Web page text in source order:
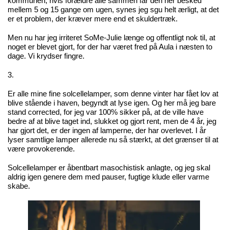
mellem 5 og 15 gange om ugen, synes jeg sgu helt ærligt, at det
er et problem, der kræver mere end et skuldertræk.
Men nu har jeg irriteret SoMe-Julie længe og offentligt nok til, at
noget er blevet gjort, for der har været fred på Aula i næsten to
dage. Vi krydser fingre.
3.
Er alle mine fine solcellelamper, som denne vinter har fået lov at
blive stående i haven, begyndt at lyse igen. Og her må jeg bare
stand corrected, for jeg var 100% sikker på, at de ville have
bedre af at blive taget ind, slukket og gjort rent, men de 4 år, jeg
har gjort det, er der ingen af lamperne, der har overlevet. I år
lyser samtlige lamper allerede nu så stærkt, at det grænser til at
være provokerende.
Solcellelamper er åbentbart masochistisk anlagte, og jeg skal
aldrig igen genere dem med pauser, fugtige klude eller varme
skabe.